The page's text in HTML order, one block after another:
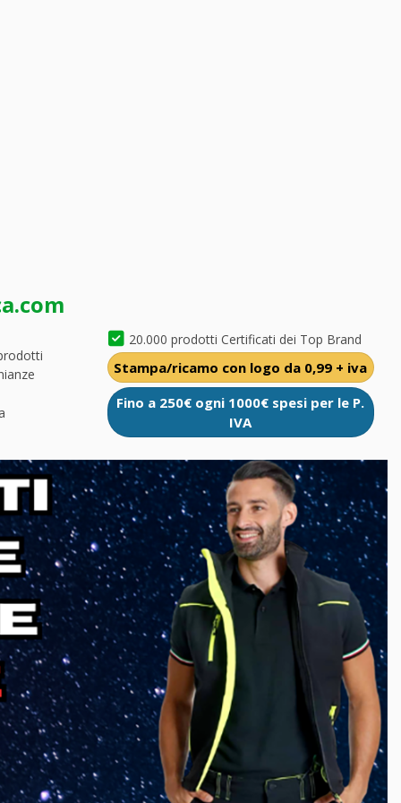
20.000 prodotti Certificati dei Top Brand
Stampa/ricamo con logo da 0,99 + iva
Fino a 250€ ogni 1000€ spesi per le P.
IVA